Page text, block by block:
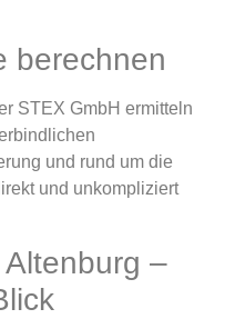
berechnen
STEX GmbH ermitteln
und rund um die
und unkompliziert
–